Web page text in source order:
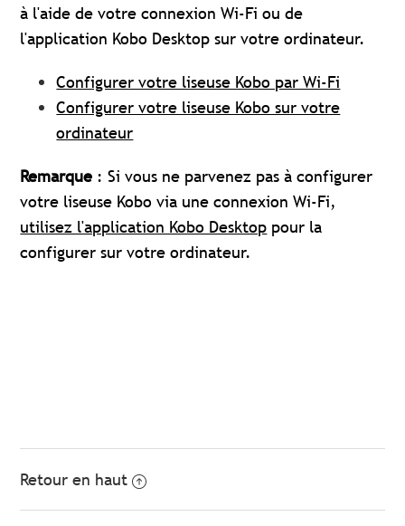
à l'aide de votre connexion Wi-Fi ou de
l'application Kobo Desktop sur votre ordinateur.
Configurer votre liseuse Kobo par Wi-Fi
Configurer votre liseuse Kobo sur votre
ordinateur
Remarque : Si vous ne parvenez pas à configurer
votre liseuse Kobo via une connexion Wi-Fi,
utilisez l'application Kobo Desktop pour la
configurer sur votre ordinateur.
Retour en haut